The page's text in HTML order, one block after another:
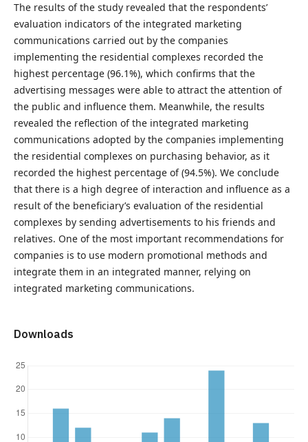
The results of the study revealed that the respondents’
evaluation indicators of the integrated marketing
communications carried out by the companies
implementing the residential complexes recorded the
highest percentage (96.1%), which confirms that the
advertising messages were able to attract the attention of
the public and influence them. Meanwhile, the results
revealed the reflection of the integrated marketing
communications adopted by the companies implementing
the residential complexes on purchasing behavior, as it
recorded the highest percentage of (94.5%). We conclude
that there is a high degree of interaction and influence as a
result of the beneficiary’s evaluation of the residential
complexes by sending advertisements to his friends and
relatives. One of the most important recommendations for
companies is to use modern promotional methods and
integrate them in an integrated manner, relying on
integrated marketing communications.
Downloads